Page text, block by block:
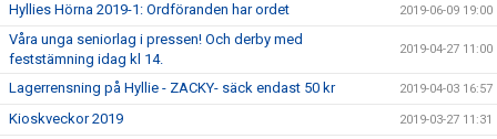
Hyllies Hörna 2019-1: Ordföranden har ordet 2019-06-09 19:00
Våra unga seniorlag i pressen! Och derby med
feststämning idag kl 14.
2019-04-27 11:00
Lagerrensning på Hyllie - ZACKY- säck endast 50 kr 2019-04-03 16:57
Kioskveckor 2019 2019-03-27 11:31